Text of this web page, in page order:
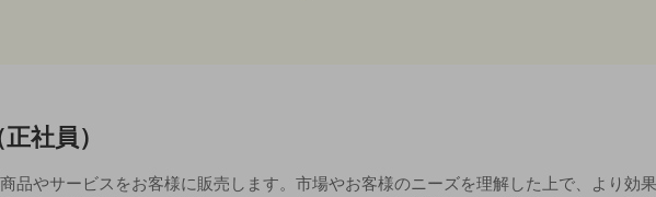
社員）
品やサービスをお客様に販売します。市場やお客様のニーズを理解した上で、より効